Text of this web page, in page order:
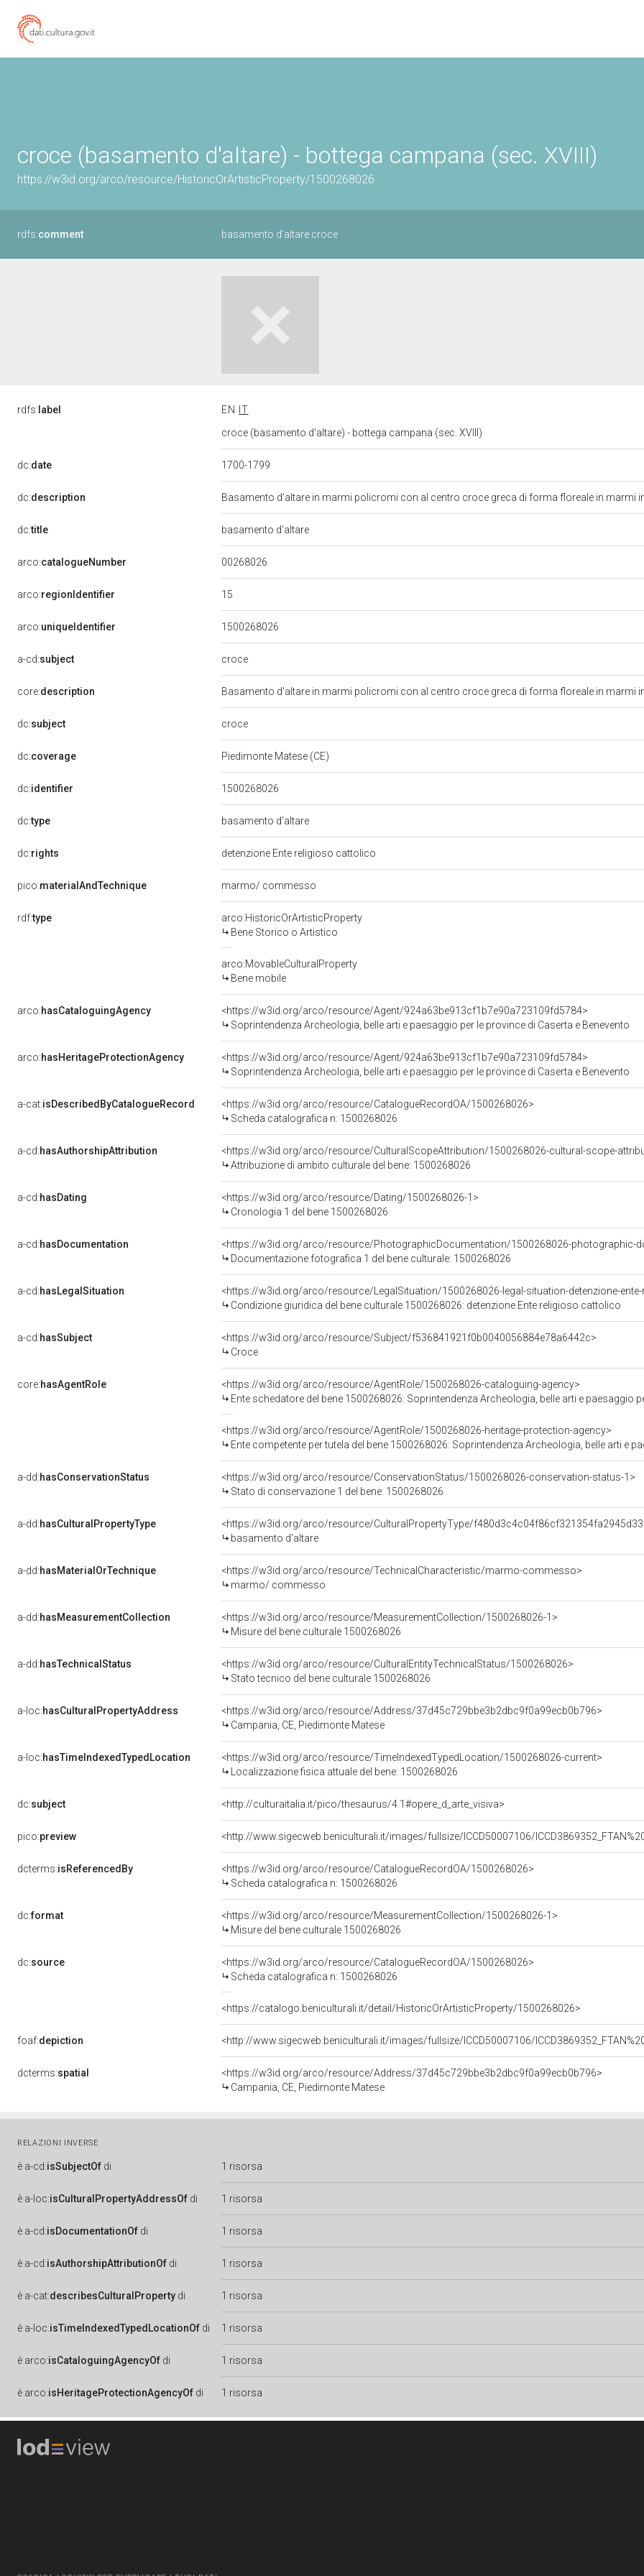
croce (basamento d'altare) - bottega campana (sec. XVIII)
https://w3id.org/arco/resource/HistoricOrArtisticProperty/1500268026
rdfs:comment basamento d'altare croce
rdfs: label EN
IT
croce (basamento d'altare) - bottega campana (sec. XVIII)
dc:date 1700-1799
dc:description Basamento d'altare in marmi policromi con al centro croce greca di forma floreale in marmi
dc:title basamento d'altare
arco:catalogueNumber 00268026
arco:regionIdentifier 15
arco:uniqueIdentifier 1500268026
a-cd:subject croce
core:description Basamento d'altare in marmi policromi con al centro croce greca di forma floreale in marmi
dc:subject croce
dc:coverage Piedimonte Matese (CE)
dc:identifier 1500268026
dc:type basamento d'altare
dc:rights detenzione Ente religioso cattolico
pico:materialAndTechnique marmo/ commesso
rdf:type
arco:HistoricOrArtisticProperty
Bene Storico o Artistico
arco:MovableCulturalProperty
Bene mobile
arco:hasCataloguingAgency
<https://w3id.org/arco/resource/Agent/924a63be913cf1b7e90a723109fd5784>
Soprintendenza Archeologia, belle arti e paesaggio per le province di Caserta e Benevento
arco:hasHeritageProtectionAgency
<https://w3id.org/arco/resource/Agent/924a63be913cf1b7e90a723109fd5784>
Soprintendenza Archeologia, belle arti e paesaggio per le province di Caserta e Benevento
a-cat:isDescribedByCatalogueRecord
<https://w3id.org/arco/resource/CatalogueRecordOA/1500268026>
Scheda catalografica n: 1500268026
a-cd:hasAuthorshipAttribution
<https://w3id.org/arco/resource/CulturalScopeAttribution/1500268026-cultural-scope-
Attribuzione di ambito culturale del bene: 1500268026
a-cd:hasDating
<https://w3id.org/arco/resource/Dating/1500268026-1>
Cronologia 1 del bene 1500268026
a-cd:hasDocumentation
<https://w3id.org/arco/resource/PhotographicDocumentation/1500268026-photographic-
Documentazione fotografica 1 del bene culturale: 1500268026
a-cd:hasLegalSituation
<https://w3id.org/arco/resource/LegalSituation/1500268026-legal-situation-detenzione-
Condizione giuridica del bene culturale 1500268026: detenzione Ente religioso cattolico
a-cd:hasSubject
<https://w3id.org/arco/resource/Subject/f536841921f0b0040056884e78a6442c>
Croce
core:hasAgentRole
<https://w3id.org/arco/resource/AgentRole/1500268026-cataloguing-agency>
Ente schedatore del bene 1500268026: Soprintendenza Archeologia, belle arti e paesaggio
<https://w3id.org/arco/resource/AgentRole/1500268026-heritage-protection-agency>
Ente competente per tutela del bene 1500268026: Soprintendenza Archeologia, belle arti e
a-dd:hasConservationStatus
<https://w3id.org/arco/resource/ConservationStatus/1500268026-conservation-status-1>
Stato di conservazione 1 del bene: 1500268026
a-dd:hasCulturalPropertyType
<https://w3id.org/arco/resource/CulturalPropertyType/
basamento d'altare
a-dd:hasMaterialOrTechnique
<https://w3id.org/arco/resource/TechnicalCharacteristic/marmo-commesso>
marmo/ commesso
a-dd:hasMeasurementCollection
<https://w3id.org/arco/resource/MeasurementCollection/1500268026-1>
Misure del bene culturale 1500268026
a-dd:hasTechnicalStatus
<https://w3id.org/arco/resource/CulturalEntityTechnicalStatus/1500268026>
Stato tecnico del bene culturale 1500268026
a-loc:hasCulturalPropertyAddress
<https://w3id.org/arco/resource/Address/37d45c729bbe3b2dbc9f0a99ecb0b796>
Campania, CE, Piedimonte Matese
a-loc:hasTimeIndexedTypedLocation
<https://w3id.org/arco/resource/TimeIndexedTypedLocation/1500268026-current>
Localizzazione fisica attuale del bene: 1500268026
dc:subject <http://culturaitalia.it/pico/thesaurus/4.1#opere_d_arte_visiva>
pico:preview <http://www.sigecweb.beniculturali.it/images/fullsize/ICCD50007106/
dcterms:isReferencedBy
<https://w3id.org/arco/resource/CatalogueRecordOA/1500268026>
Scheda catalografica n: 1500268026
dc:format
<https://w3id.org/arco/resource/MeasurementCollection/1500268026-1>
Misure del bene culturale 1500268026
dc:source
<https://w3id.org/arco/resource/CatalogueRecordOA/1500268026>
Scheda catalografica n: 1500268026
<https://catalogo.beniculturali.it/detail/HistoricOrArtisticProperty/1500268026>
foaf:depiction <http://www.sigecweb.beniculturali.it/images/fullsize/ICCD50007106/
dcterms:spatial
<https://w3id.org/arco/resource/Address/37d45c729bbe3b2dbc9f0a99ecb0b796>
Campania, CE, Piedimonte Matese
RELAZIONI INVERSE
è a-cd:isSubjectOf di 1 risorsa
è a-loc:isCulturalPropertyAddressOf di 1 risorsa
è a-cd:isDocumentationOf di 1 risorsa
è a-cd:isAuthorshipAttributionOf di 1 risorsa
è a-cat:describesCulturalProperty di 1 risorsa
è a-loc:isTimeIndexedTypedLocationOf di 1 risorsa
è arco:isCataloguingAgencyOf di 1 risorsa
è arco:isHeritageProtectionAgencyOf di 1 risorsa